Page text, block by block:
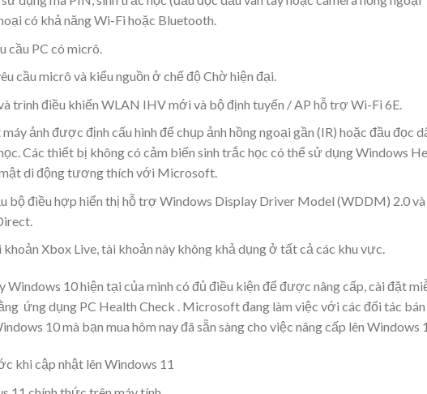
có khả năng Wi-Fi hoặc Bluetooth.
cầu PC có micrô.
cầu micrô và kiểu nguồn ở chế độ Chờ hiện đại.
trình điều khiển WLAN IHV mới và bộ định tuyến / AP hỗ trợ Wi-Fi 6E.
ảnh được định cấu hình để chụp ảnh hồng ngoại gần (IR) hoặc đầu đọc
Các thiết bị không có cảm biến sinh trắc học có thể sử dụng Windows
di động tương thích với Microsoft.
bộ điều hợp hiển thị hỗ trợ Windows Display Driver Model (WDDM) 2.0
khoản Xbox Live, tài khoản này không khả dụng ở tất cả các khu vực.
Windows 10 hiện tại của mình có đủ điều kiện để được nâng cấp, cài đặt
ứng dụng PC Health Check . Microsoft đang làm việc với các đối tác bán
10 mà bạn mua hôm nay đã sẵn sàng cho việc nâng cấp lên Windows
khi cập nhật lên Windows 11